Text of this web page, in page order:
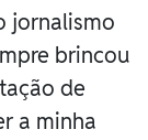
jornalismo
brincou
de
a minha